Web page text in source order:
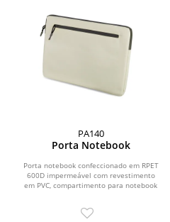
PA140
Porta Notebook
Porta notebook confeccionado em RPET
600D impermeável com revestimento
em PVC, compartimento para notebook